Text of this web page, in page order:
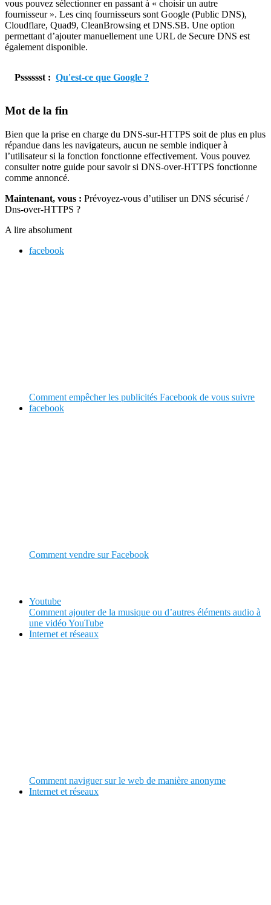
vous pouvez sélectionner en passant à « choisir un autre
fournisseur ». Les cinq fournisseurs sont Google (Public DNS),
Cloudflare, Quad9, CleanBrowsing et DNS.SB. Une option
permettant d’ajouter manuellement une URL de Secure DNS est
également disponible.
Psssssst : Qu'est-ce que Google ?
Mot de la fin
Bien que la prise en charge du DNS-sur-HTTPS soit de plus en plus
répandue dans les navigateurs, aucun ne semble indiquer à
l’utilisateur si la fonction fonctionne effectivement. Vous pouvez
consulter notre guide pour savoir si DNS-over-HTTPS fonctionne
comme annoncé.
Maintenant, vous : Prévoyez-vous d’utiliser un DNS sécurisé /
Dns-over-HTTPS ?
A lire absolument
facebook
Comment empêcher les publicités Facebook de vous suivre
facebook
Comment vendre sur Facebook
Youtube
Comment ajouter de la musique ou d’autres éléments audio à
une vidéo YouTube
Internet et réseaux
Comment naviguer sur le web de manière anonyme
Internet et réseaux